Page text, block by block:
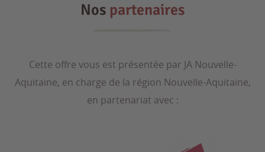
Nos partenaires
Cette offre vous est présentée par JA Nouvelle-
Aquitaine, en charge de la région Nouvelle-Aquitaine,
en partenariat avec :